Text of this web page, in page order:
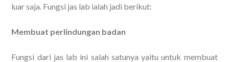
luar saja. Fungsi jas lab ialah jadi berikut:
Membuat perlindungan badan
Fungsi dari jas lab ini salah satunya yaitu untuk membuat